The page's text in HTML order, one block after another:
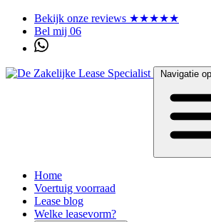
Bekijk onze reviews ★★★★★
Bel mij 06
Navigatie
Home
Voertuig voorraad
Lease blog
Welke leasevorm?